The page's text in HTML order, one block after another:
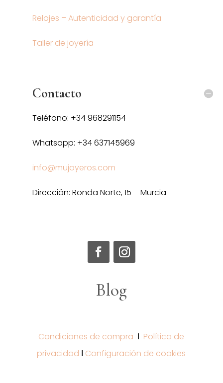
Relojes – Autenticidad y garantía
Taller de joyería
Contacto
Teléfono: +34 968291154
Whatsapp: +34 637145969
info@mujoyeros.com
Dirección: Ronda Norte, 15 – Murcia
Blog
Condiciones de compra Ι Política de
privacidad Ι Configuración de cookies